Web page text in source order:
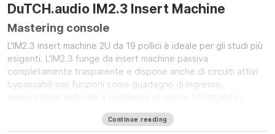
DuTCH.audio IM2.3 Insert Machine
Mastering console
L'IM2.3 insert machine 2U da 19 pollici è ideale per gli studi più
esigenti. L'IM2.3 funge da insert machine passiva
completamente trasparente e dispone anche di circuiti attivi
bypassabili per funzioni come guadagno di ingresso,
stereo, 2 uscite stereo e 8 inserti stereo (secondo lo standard
Continue reading